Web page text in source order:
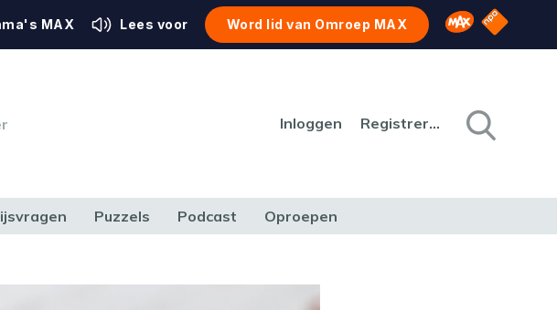
MAX Lees voor Word lid van Omroep MAX Omroep MAX
NPO
Inloggen Registreren
Puzzels Podcast Oproepen